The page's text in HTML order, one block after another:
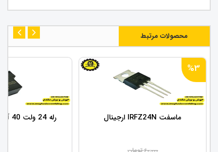
محصولات مرتبط
%3
ماسفت IRFZ24N ارجینال رله 24 ولت 40 آمپر مدل NT90